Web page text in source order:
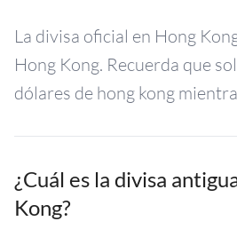
La divisa oficial en Hong
Hong Kong. Recuerda que
dólares de hong kong
¿Cuál es la divisa
Kong?